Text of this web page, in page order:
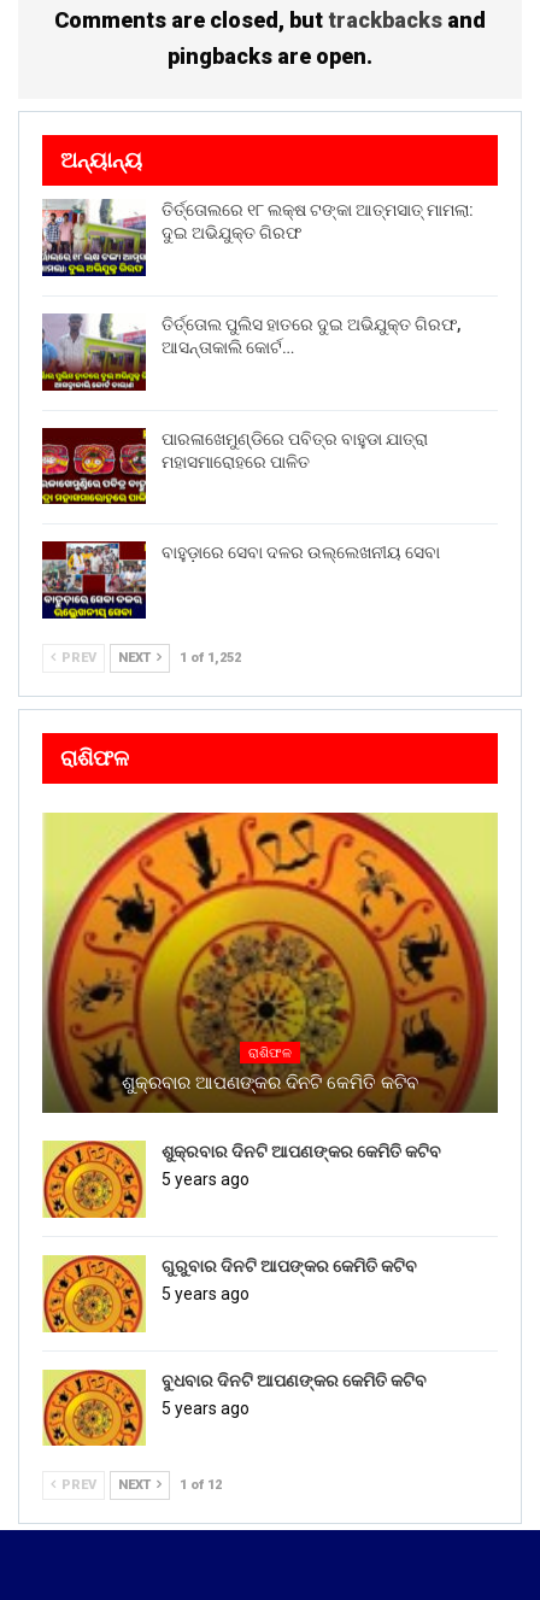
Comments are closed, buttrackbacks and
pingbacks are open.
ଅନ୍ୟାନ୍ୟ
ତିର୍ତ୍ତୋଲରେ ୧୮ ଲକ୍ଷ ଟଙ୍କା ଆତ୍ମସାତ୍ ମାମଲା:
ଦୁଇ ଅଭିଯୁକ୍ତ ଗିରଫ
ତିର୍ତ୍ତୋଲ ପୁଲିସ ହାତରେ ଦୁଇ ଅଭିଯୁକ୍ତ ଗିରଫ,
ଆସନ୍ତାକାଲି କୋର୍ଟ…
ପାରଳାଖେମୁଣ୍ଡିରେ ପବିତ୍ର ବାହୁଡା ଯାତ୍ରା
ମହାସମାରୋହରେ ପାଳିତ
ବାହୁଡ଼ାରେ ସେବା ଦଳର ଉଲ୍ଲେଖନୀୟ ସେବା
PREV NEXT 1 of 1,252
ରାଶିଫଳ
ରାଶିଫଳ
ଶୁକ୍ରବାର ଆପଣଙ୍କର ଦିନଟି କେମିତି କଟିବ
ଶୁକ୍ରବାର ଦିନଟି ଆପଣଙ୍କର କେମିତି କଟିବ
5 years ago
ଗୁରୁବାର ଦିନଟି ଆପଙ୍କର କେମିତି କଟିବ
5 years ago
ବୁଧବାର ଦିନଟି ଆପଣଙ୍କର କେମିତି କଟିବ
5 years ago
PREV NEXT 1 of 12